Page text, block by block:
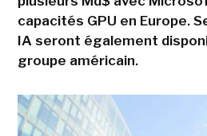
capacités GPU en Europe.
IA seront également
groupe américain.